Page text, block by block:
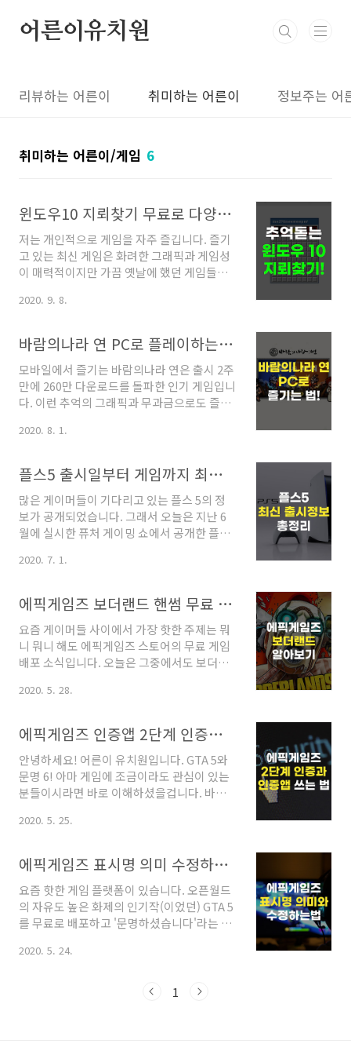
어른이유치원
리뷰하는 어른이 취미하는 어른이 정보주는 어
취미하는 어른이/게임 6
윈도우10 지뢰찾기 무료로 다양하게 즐기자!
저는 개인적으로 게임을 자주 즐깁니다. 즐기
고 있는 최신 게임은 화려한 그래픽과 게임성
이 매력적이지만 가끔 옛날에 했던 게임들이
다. 그래서 오늘은 윈도우10 지뢰찾기 다운로
습니다. 지뢰찾기는 클래식한 그래픽의 레트
로 게임으로 단순하지만 재밌고 매우 매력적
입니다. 하지만 최신 PC에 설치되어 있는 윈
도우10에서는 찾아볼 수 없습니다. 그래서 저
처럼 지뢰찾기를 즐기고자 하는 많은 분들의
10 지뢰찾기 즐기는 방법은 다양합니다. 즐기
취향에 맞는 지뢰찾기를 즐기면 좋을 것 같습
니다. 1. Microsoft Store 지뢰찾기윈도우10
에는 각종 앱과 ..
2020. 9. 8.
바람의나라 연 PC로 플레이하는 방법 깔끔 정리
모바일에서 즐기는 바람의나라 연은 출시 2주
만에 260만 다운로드를 돌파한 인기 게임입니
다. 이런 추억의 그래픽과 무과금으로도 즐길
다면 더욱 좋다는 생각이 들었습니다. 그래서
알아보았습니다. 바람의나라 연의 경우 스마
트폰의 사양을 크게 타지 않는 게임입니다. 하
지만 사용자가 몰리는 서버와 채널은 인터넷
환경에 따라 렉이 발생하기도 합니다. PC에서
바람의 나라를 즐길 때에는 PC 사양에 따라
스 최적화를 통해 해결할 수 있습니다. PC에
가 필요합니다. 대표적인 앱 플레이어는 블루
스택과 녹스가 있습니다. 선호하는 프로그램
이 다르..
2020. 8. 1.
플스5 출시일부터 게임까지 최신정리
많은 게이머들이 기다리고 있는 플스 5의 정
보가 공개되었습니다. 그래서 오늘은 지난 6
월에 실시한 퓨처 게이밍 쇼에서 공개한 플스
봤습니다. 콘솔 게임의 또다른 기대작 엑스박
비해 조금 늦은 감이 있습니다. 특히 엑스박스
시리즈 X의 경우 어마어마한 괴물 스펙과 이
전 버전 타이틀의 하위 호환으로 많은 게이머
들의 기대를 받고 있습니다. 이에 맞서는 소니
의 차세대 콘솔 플스 5는 어떤 모습이며 스펙
플스 4 이후 약 7년만에 공개된 9세대 콘솔 게
동고동락한 플스 4는 정확히 공개되진 않았으
나 국내에서 약 100만 대 정도 팔린 성공한 ..
2020. 7. 1.
에픽게임즈 보더랜드 핸썸 무료 알아보기
요즘 게이머들 사이에서 가장 핫한 주제는 뭐
니 뭐니 해도 에픽게임즈 스토어의 무료 게임
배포 소식입니다. 오늘은 그중에서도 보더랜
현재 에픽게임즈에서는 5월 15일부터 6월 11
게임을 최대 75% 할인하고 있습니다. 이 기간
중 매주 금요일에는 새로운 게임을 무료로 배
포하고 있습니다. 현재까지 무료 배포된 게임
은 무려 GTA 5, 문명 6로 출시된 지 시간이 지
났음에도 불구하고 여전히 게이머들에게 사
포되는 금요일에는 서버 접속이 어렵거나 다
이라는 커뮤니티에서 무료로 배포되는 게임
의 리스트가 유출되어 많은 분들께서 알고 계
시듯이 세 번..
2020. 5. 28.
에픽게임즈 인증앱 2단계 인증하는 방법
안녕하세요! 어른이 유치원입니다. GTA 5와
문명 6! 아마 게임에 조금이라도 관심이 있는
분들이시라면 바로 이해하셨을겁니다. 바로
메가 세일에 포함된 무료 게임들인데요. 무료
가입과 다운로드를 시도하고 있습니다. 저 또
한 회원가입을 진행하고 게임을 즐기려고 했
는데 무료 게임을 설치하려면 2단계 인증을
꼭 해야 하더군요. 결과적으로 저는 인증 앱을
통해 매우 편리하게 게임을 즐기게 되었는데
설치를 통해 2단계 인증하는 방법에 대해 소
앱 설치로 2단계 인증 활성화 하기에픽게임즈
2020. 5. 25.
에픽게임즈 표시명 의미 수정하는 법
요즘 핫한 게임 플랫폼이 있습니다. 오픈월드
의 자유도 높은 화제의 인기작(이었던) GTA 5
를 무료로 배포하고 '문명하셨습니다'라는 알
생을 포기해야 한다는 문명 6를 배포한 에픽
했던 터라 에픽게임즈는 잘 사용하지 않았는
2020. 5. 24.
1